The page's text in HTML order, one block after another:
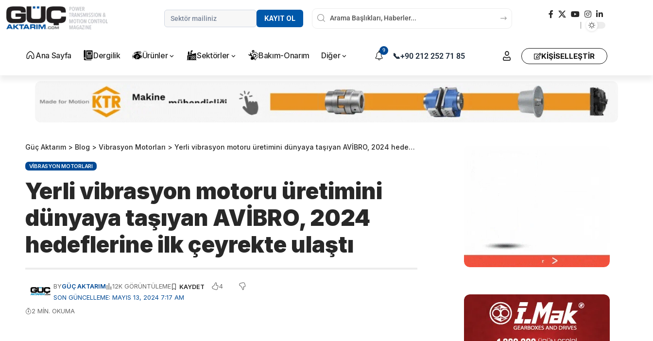
KAYIT OL
Ana Sayfa Dergilik Ürünler Sektörler Bakım-Onarım Diğer
9
📞+90 212 252 71 85 KIŞISELLEŞTIR
Güç Aktarım > Blog > Vibrasyon Motorları > Yerli vibrasyon motoru üretimini dünyaya taşıyan AVİBRO, 2024 hedeflerine ilk çeyrekte ulaştı
VIBRASYON MOTORLARI
Yerli vibrasyon motoru üretimini
dünyaya taşıyan AVİBRO, 2024
hedeflerine ilk çeyrekte ulaştı
SON GÜNCELLEME: MAYIS 13, 2024 7:17 AM
BYGÜÇ AKTARIM 12K GÖRÜNTÜLEME 4
2 MIN. OKUMA